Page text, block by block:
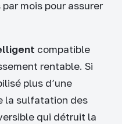
mois pour assurer
compatible
rentable. Si
plus d’une
la sulfatation des
qui détruit la